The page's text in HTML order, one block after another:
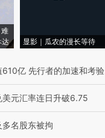
难
达
显影｜瓜农的漫长等待
610亿 先行者的加速和考验
美元汇率连日升破6.75
名股东被拘